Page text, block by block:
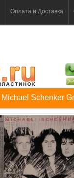
Оплата и Доставка
Michael Schenker